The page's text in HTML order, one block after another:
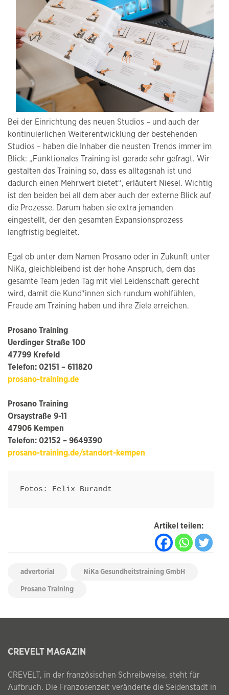
Bei der Einrichtung des neuen Studios – und auch der
kontinuierlichen Weiterentwicklung der bestehenden
Studios – haben die Inhaber die neusten Trends immer im
Blick: „Funktionales Training ist gerade sehr gefragt. Wir
gestalten das Training so, dass es alltagsnah ist und
dadurch einen Mehrwert bietet“, erläutert Niesel. Wichtig
ist den beiden bei all dem aber auch der externe Blick auf
die Prozesse. Darum haben sie extra jemanden
eingestellt, der den gesamten Expansionsprozess
langfristig begleitet.
Egal ob unter dem Namen Prosano oder in Zukunft unter
NiKa, gleichbleibend ist der hohe Anspruch, dem das
gesamte Team jeden Tag mit viel Leidenschaft gerecht
wird, damit die Kund*innen sich rundum wohlfühlen,
Freude am Training haben und ihre Ziele erreichen.
Prosano Training
Uerdinger Straße 100
47799 Krefeld
Telefon: 02151 – 611820
prosano-training.de
Prosano Training
Orsaystraße 9-11
47906 Kempen
Telefon: 02152 – 9649390
prosano-training.de/standort-kempen
Fotos: Felix Burandt
Artikel teilen:
advertorial NiKa Gesundheitstraining GmbH
Prosano Training
CREVELT MAGAZIN
CREVELT, in der französischen Schreibweise, steht für
Aufbruch. Die Franzosenzeit veränderte die Seidenstadt in